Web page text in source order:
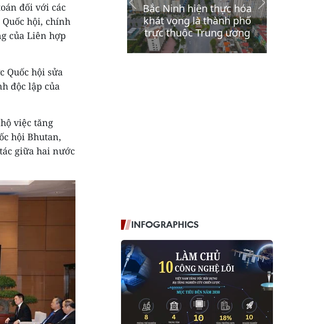
đối với các
hội, chính
của Liên hợp
Quốc hội sửa
độc lập của
việc tăng
hội Bhutan,
giữa hai nước
INFOGRAPHICS